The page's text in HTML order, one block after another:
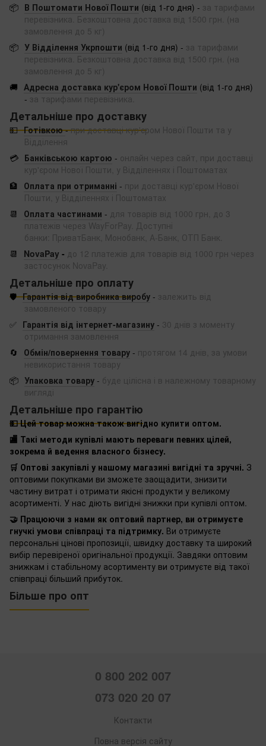
📦 В Поштомати Нової Пошти (від 1-го дня) - за тарифами
перевізника. Безкоштовна доставка від 1500 грн. (на
замовлення до 5 кг)
📦 У Відділення Укрпошти (від 1-го дня) - за тарифами
перевізника. Безкоштовна доставка від 1500 грн. (на
замовлення до 5 кг)
🚚 Адресна доставка кур'єром Нової Пошти (від 1-го дня)
- за тарифами перевізника.
Детальніше про доставку
💵 Готівкою -при доставці кур'єром Нової Пошти та у
Відділення
💳 Банківською картою - онлайн через сайт, при доставці
кур'єром Нової Пошти, у Відділеннях і Поштоматах
🏦
Оплата при отриманні - при доставці кур'єром Нової
Пошти, у Відділеннях і Поштоматах
📆
Оплата частинами - для товарів від 1000 грн, до 3
платежів через WayForPay. Доступні
банки: ПриватБанк, Монобанк, А-Банк, ОТП Банк.
📆
NovaPay - до 12 платежів для товарів від 1000 грн через
застосунок NovaPay.
Детальніше про оплату
🛡️ Гарантія від виробника виробу - залежить від
замовленого товару
✅ Гарантія від інтернет-магазину - 30 днів з моменту
отримання замовлення
🔄
Обмін/повернення товару - протягом 14 днів, за умови
невикористання товару
📦 Упаковка товару - буде цілісна і в належному товарному
вигляді
Детальніше про гарантію
💵 Цей товар можна також вигідно купити оптом.
🏬 Такі методи купівлі мають переваги певних цілей,
зокрема й ведення власного бізнесу.
🛒 Оптові закупівлі у нашому магазині вигідні та зручні. З
оптовими покупками ви зможете заощадити, знизити
частину витрат і отримати якісні продукти у великому
асортименті. У нас діють вигідні знижки при купівлі оптом.
🤝 Працюючи з нами як оптовий партнер, ви отримуєте
гнучкі умови співпраці та підтримку. Ви отримуєте
персональні цінові пропозиції, швидку доставку та широкий
вибір перевіреної оригінальної продукції. Завдяки оптовим
знижкам і стабільному асортименту ви отримуєте від такої
співпраці більший прибуток.
Більше про опт
0 800 202 007
073 020 20 07
Контакти
Повна версія сайту